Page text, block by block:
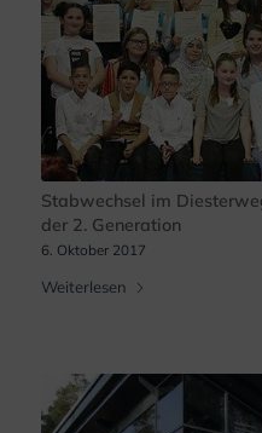
Stabwechsel im
der 2. Generation
6. Oktober 2017
Weiterlesen